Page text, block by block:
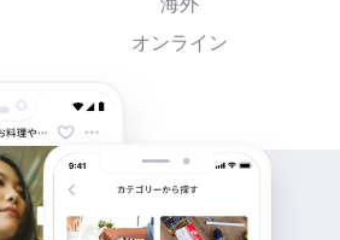
海外
オンライン